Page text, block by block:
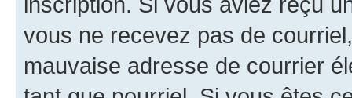
vous ne recevez pas de
mauvaise adresse de courrier